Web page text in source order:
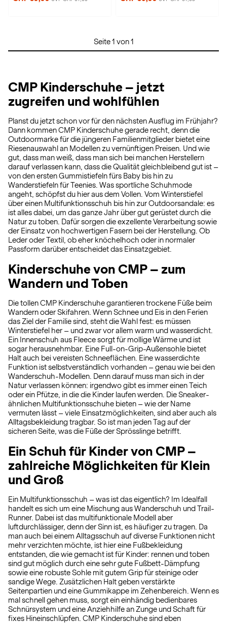
Seite 1 von 1
CMP Kinderschuhe – jetzt
zugreifen und wohlfühlen
Planst du jetzt schon vor für den nächsten Ausflug im Frühjahr?
Dann kommen CMP Kinderschuhe gerade recht, denn die
Outdoormarke für die jüngeren Familienmitglieder bietet eine
Riesenauswahl an Modellen zu vernünftigen Preisen. Und wie
gut, dass man weiß, dass man sich bei manchen Herstellern
darauf verlassen kann, dass die Qualität gleichbleibend gut ist –
von den ersten Gummistiefeln fürs Baby bis hin zu
Wanderstiefeln für Teenies. Was sportliche Schuhmode
angeht, schöpfst du hier aus dem Vollen. Vom Winterstiefel
über einen Multifunktionsschuh bis hin zur Outdoorsandale: es
ist alles dabei, um das ganze Jahr über gut gerüstet durch die
Natur zu toben. Dafür sorgen die exzellente Verarbeitung sowie
der Einsatz von hochwertigen Fasern bei der Herstellung. Ob
Leder oder Textil, ob eher knöchelhoch oder in normaler
Passform darüber entscheidet das Einsatzgebiet.
Kinderschuhe von CMP – zum
Wandern und Toben
Die tollen CMP Kinderschuhe garantieren trockene Füße beim
Wandern oder Skifahren. Wenn Schnee und Eis in den Ferien
das Ziel der Familie sind, steht die Wahl fest: es müssen
Winterstiefel her – und zwar vor allem warm und wasserdicht.
Ein Innenschuh aus Fleece sorgt für mollige Wärme und ist
sogar herausnehmbar. Eine Full-on-Grip-Außensohle bietet
Halt auch bei vereisten Schneeflächen. Eine wasserdichte
Funktion ist selbstverständlich vorhanden – genau wie bei den
Wanderschuh-Modellen. Denn darauf muss man sich in der
Natur verlassen können: irgendwo gibt es immer einen Teich
oder ein Pfütze, in die die Kinder laufen werden. Die Sneaker-
ähnlichen Multifunktionsschuhe bieten – wie der Name
vermuten lässt – viele Einsatzmöglichkeiten, sind aber auch als
Alltagsbekleidung tragbar. So ist man jeden Tag auf der
sicheren Seite, was die Füße der Sprösslinge betrifft.
Ein Schuh für Kinder von CMP –
zahlreiche Möglichkeiten für Klein
und Groß
Ein Multifunktionsschuh – was ist das eigentlich? Im Idealfall
handelt es sich um eine Mischung aus Wanderschuh und Trail-
Runner. Dabei ist das multifunktionale Modell aber
luftdurchlässiger, denn der Sinn ist, es häufiger zu tragen. Da
man auch bei einem Alltagsschuh auf diverse Funktionen nicht
mehr verzichten möchte, ist hier eine Fußbekleidung
entstanden, die wie gemacht ist für Kinder: rennen und toben
sind gut möglich durch eine sehr gute Fußbett-Dämpfung
sowie eine robuste Sohle mit gutem Grip für steinige oder
sandige Wege. Zusätzlichen Halt geben verstärkte
Seitenpartien und eine Gummikappe im Zehenbereich. Wenn es
mal schnell gehen muss, sorgt ein einhändig bedienbares
Schnürsystem und eine Anziehhilfe an Zunge und Schaft für
fixes Hineinschlüpfen. CMP Kinderschuhe sind eben